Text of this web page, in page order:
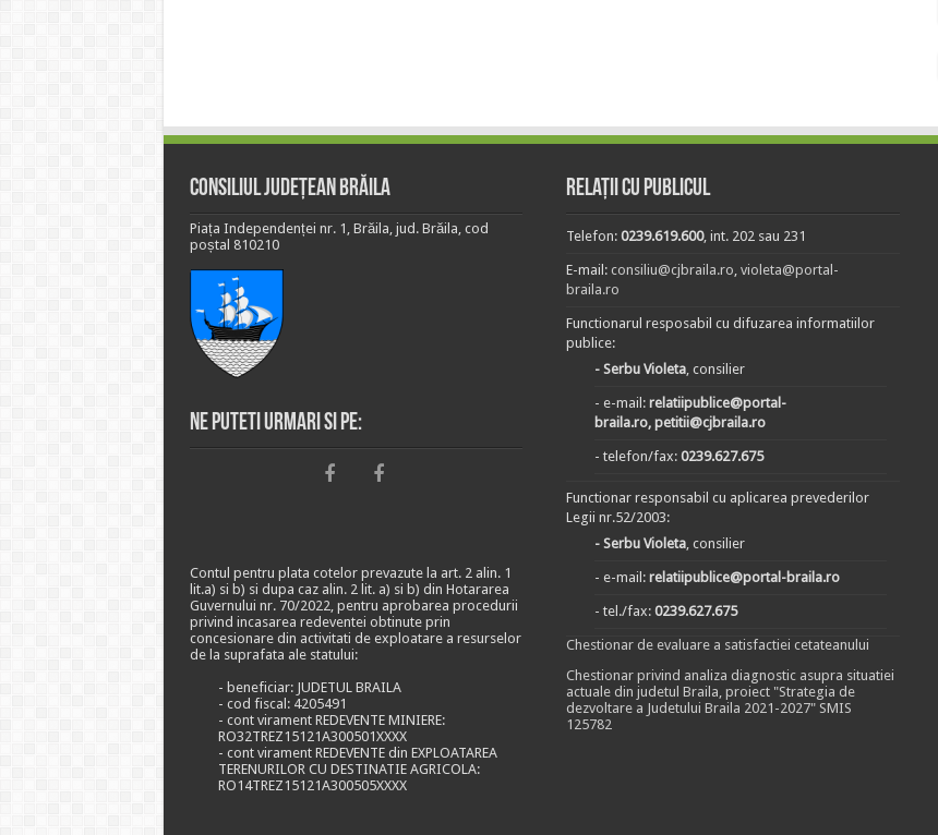
Consiliul Județean Brăila
Piața Independenței nr. 1, Brăila, jud. Brăila, cod
poștal 810210
Ne puteti urmari si pe:
Contul pentru plata cotelor prevazute la art. 2 alin. 1
lit.a) si b) si dupa caz alin. 2 lit. a) si b) din Hotararea
Guvernului nr. 70/2022, pentru aprobarea procedurii
privind incasarea redeventei obtinute prin
concesionare din activitati de exploatare a resurselor
de la suprafata ale statului:
- beneficiar: JUDETUL BRAILA
- cod fiscal: 4205491
- cont virament REDEVENTE MINIERE:
RO32TREZ15121A300501XXXX
- cont virament REDEVENTE din EXPLOATAREA
TERENURILOR CU DESTINATIE AGRICOLA:
RO14TREZ15121A300505XXXX
Relații cu publicul
Telefon:0239.619.600, int. 202 sau 231
E-mail:consiliu@cjbraila.ro,violeta@portal-
braila.ro
Functionarul resposabil cu difuzarea informatiilor
publice:
- Serbu Violeta, consilier
- e-mail:relatiipublice@portal-
braila.ro, petitii@cjbraila.ro
- telefon/fax:0239.627.675
Functionar responsabil cu aplicarea prevederilor
Legii nr.52/2003:
- Serbu Violeta, consilier
- e-mail:relatiipublice@portal-braila.ro
- tel./fax:0239.627.675
Chestionar de evaluare a satisfactiei cetateanului
Chestionar privind analiza diagnostic asupra situatiei
actuale din judetul Braila, proiect "Strategia de
dezvoltare a Judetului Braila 2021-2027" SMIS
125782